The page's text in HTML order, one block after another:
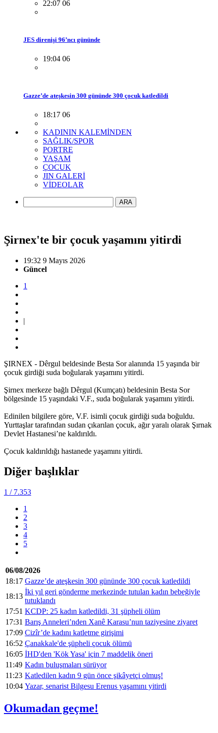
22:07 06
JES direnişi 96’ncı gününde
19:04 06
Gazze’de ateşkesin 300 gününde 300 çocuk katledildi
18:17 06
KADININ KALEMİNDEN
SAĞLIK/SPOR
PORTRE
YAŞAM
ÇOCUK
JIN GALERİ
VİDEOLAR
ARA
Şirnex'te bir çocuk yaşamını yitirdi
19:32 9 Mayıs 2026
Güncel
1
|
ŞIRNEX - Dêrgul beldesinde Besta Sor alanında 15 yaşında bir
çocuk girdiği suda boğularak yaşamını yitirdi.
Şirnex merkeze bağlı Dêrgul (Kumçatı) beldesinin Besta Sor
bölgesinde 15 yaşındaki V.F., suda boğularak yaşamını yitirdi.
Edinilen bilgilere göre, V.F. isimli çocuk girdiği suda boğuldu.
Yurttaşlar tarafından sudan çıkarılan çocuk, ağır yaralı olarak Şırnak
Devlet Hastanesi’ne kaldırıldı.
Çocuk kaldırıldığı hastanede yaşamını yitirdi.
Diğer başlıklar
1 / 7.353
1
2
3
4
5
06/08/2026
18:17 Gazze’de ateşkesin 300 gününde 300 çocuk katledildi
18:13
İki yıl geri gönderme merkezinde tutulan kadın bebeğiyle
tutuklandı
17:51 KCDP: 25 kadın katledildi, 31 şüpheli ölüm
17:31 Barış Anneleri’nden Xanê Karasu’nun taziyesine ziyaret
17:09 Cizîr’de kadını katletme girişimi
16:52 Çanakkale'de şüpheli çocuk ölümü
16:05 İHD'den 'Kök Yasa' için 7 maddelik öneri
11:49 Kadın buluşmaları sürüyor
11:23 Katledilen kadın 9 gün önce şikâyetçi olmuş!
10:04 Yazar, senarist Bilgesu Erenus yaşamını yitirdi
Okumadan geçme!